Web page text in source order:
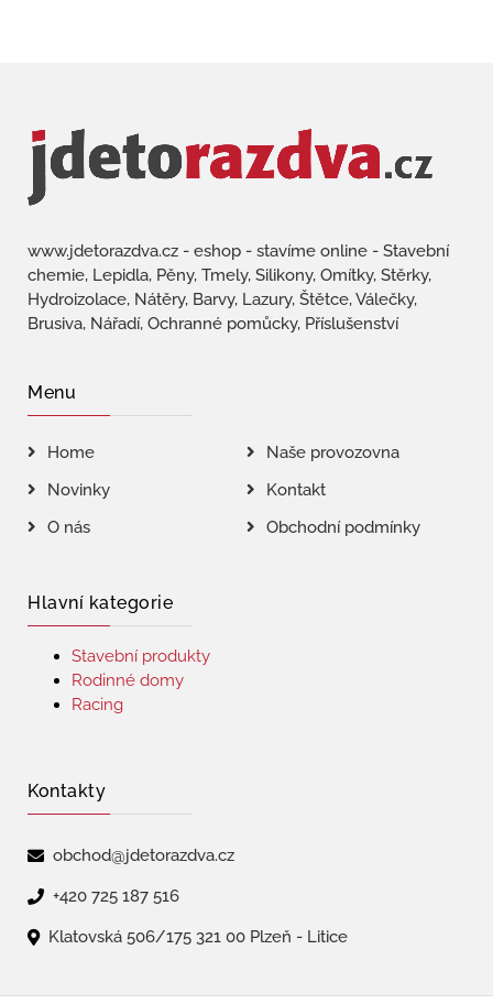
www.jdetorazdva.cz - eshop - stavíme online - Stavební
chemie, Lepidla, Pěny, Tmely, Silikony, Omítky, Stěrky,
Hydroizolace, Nátěry, Barvy, Lazury, Štětce, Válečky,
Brusiva, Nářadí, Ochranné pomůcky, Příslušenství
Menu
Home
Naše provozovna
Novinky
Kontakt
O nás
Obchodní podmínky
Hlavní kategorie
Stavební produkty
Rodinné domy
Racing
Kontakty
obchod@jdetorazdva.cz
+420 725 187 516
Klatovská 506/175 321 00 Plzeň - Litice